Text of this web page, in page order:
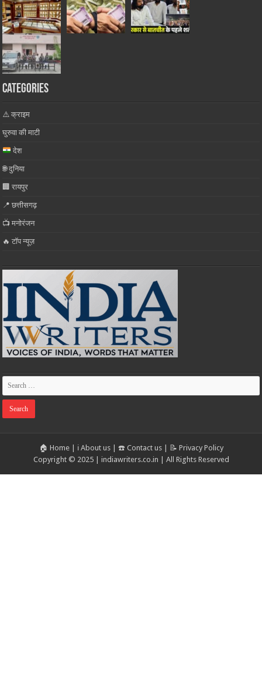
Categories
⚠️ क्राइम
घुरुवा की माटी
देश
🌐 दुनिया
🏢 रायपुर
📍 छत्तीसगढ़
📺 मनोरंजन
🔥 टॉप न्यूज़
🏠 Home| ℹ️ About us| ☎️ Contact us| 📝 Privacy Policy
Copyright © 2025 | indiawriters.co.in | All Rights Reserved